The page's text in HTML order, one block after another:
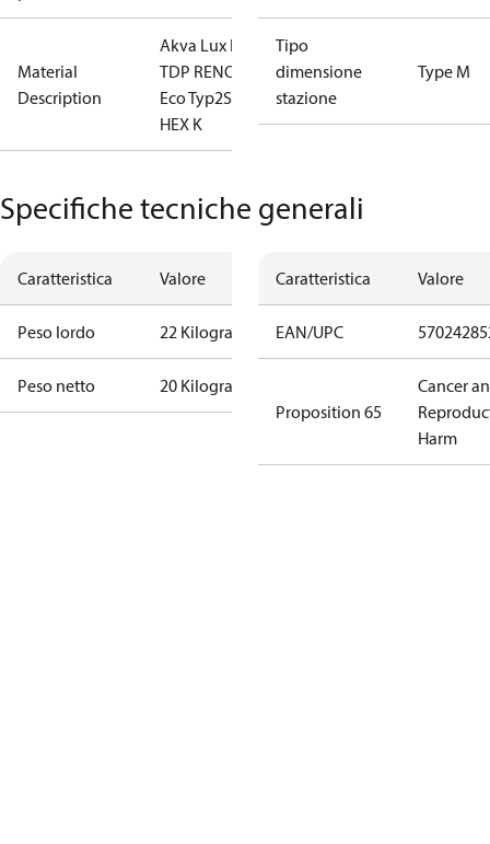
Material
Description
Akva Lux II
TDP RENO
Eco Typ2SS
HEX K
Tipo
dimensione
stazione
Type M
Specifiche tecniche generali
Caratteristica Valore
Peso lordo 22 Kilogram
Peso netto 20 Kilogram
Caratteristica Valore
EAN/UPC
Proposition 65
Cancer
Harm